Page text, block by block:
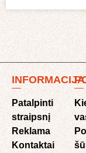
INFORMACIJA
Patalpinti
straipsnį
Reklama
Kontaktai